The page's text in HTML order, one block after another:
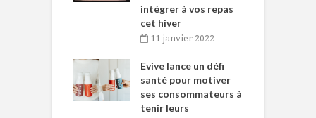
intégrer à vos repas
cet hiver
11 janvier 2022
Evive lance un défi
santé pour motiver
ses consommateurs à
tenir leurs